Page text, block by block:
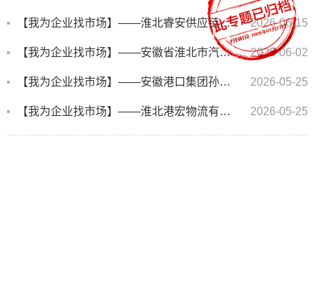
【我为企业找市场】——淮北睿安供应链管理有限公司 2026-06-15
【我为企业找市场】——安徽省淮北市汽车运输有限责任公司 2026-06-02
【我为企业找市场】——安徽港口集团孙疃港务有限公司 2026-05-25
【我为企业找市场】——淮北港宏物流有限公司 2026-05-25